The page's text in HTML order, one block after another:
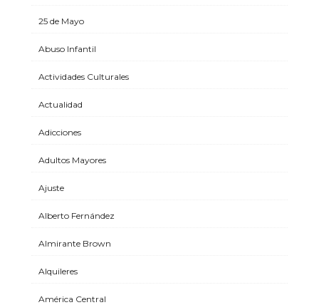
25 de Mayo
Abuso Infantil
Actividades Culturales
Actualidad
Adicciones
Adultos Mayores
Ajuste
Alberto Fernández
Almirante Brown
Alquileres
América Central